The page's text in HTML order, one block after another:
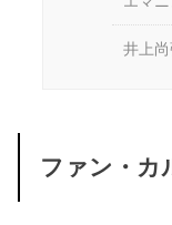
井上
ファン・カ